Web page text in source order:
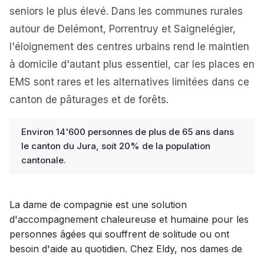
seniors le plus élevé. Dans les communes rurales
autour de Delémont, Porrentruy et Saignelégier,
l'éloignement des centres urbains rend le maintien
à domicile d'autant plus essentiel, car les places en
EMS sont rares et les alternatives limitées dans ce
canton de pâturages et de forêts.
Environ 14'600 personnes de plus de 65 ans dans
le canton du Jura, soit 20% de la population
cantonale.
La dame de compagnie est une solution
d'accompagnement chaleureuse et humaine pour les
personnes âgées qui souffrent de solitude ou ont
besoin d'aide au quotidien. Chez Eldy, nos dames de